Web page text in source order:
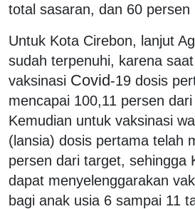
total sasaran, dan 60 persen
Untuk Kota Cirebon, lanjut
sudah terpenuhi, karena
vaksinasi Covid-19 dosis
mencapai 100,11 persen
Kemudian untuk vaksinasi
(lansia) dosis pertama telah
persen dari target, sehingga
dapat menyelenggarakan
bagi anak usia 6 sampai 11